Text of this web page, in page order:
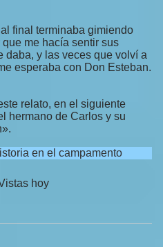
final terminaba gimiendo
me hacía sentir sus
daba, y las veces que volví a
esperaba con Don Esteban.
relato, en el siguiente
hermano de Carlos y su
en el campamento
hoy